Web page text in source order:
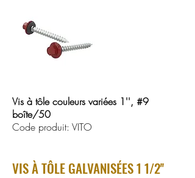
Vis à tôle couleurs variées 1'', #9
boîte/50
Code produit: VITO
VIS À TÔLE GALVANISÉES 1 1/2''